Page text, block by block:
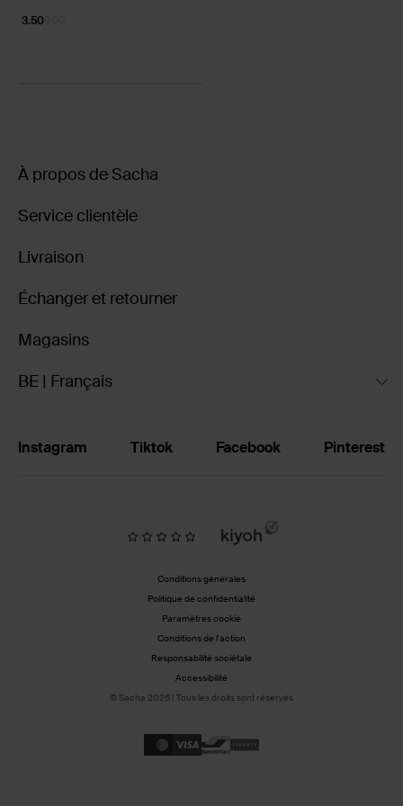
3.50
À propos de Sacha
Service clientèle
Livraison
Échanger et retourner
Magasins
BE | Français
Instagram Tiktok Facebook Pinterest
Conditions générales
Politique de confidentialité
Paramètres cookie
Conditions de l'action
Responsabilité sociétale
Accessibilité
© Sacha 2026 | Tous les droits sont réservés